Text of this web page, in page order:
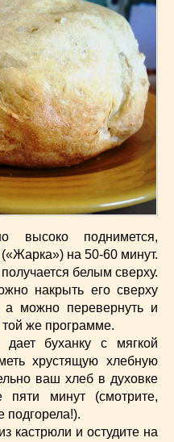
высоко поднимется,
на 50-60 минут.
белым сверху.
накрыть его сверху
а можно перевернуть и
же программе.
буханку с мягкой
хрустящую хлебную
ваш хлеб в духовке
минут (смотрите,
подгорела!).
кастрюли и остудите на